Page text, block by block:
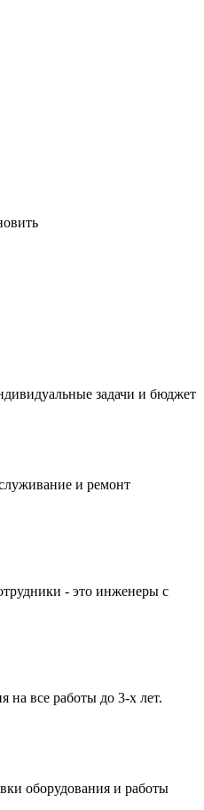
задачи и бюджет
и ремонт
- это инженеры с
на все работы до 3-х лет.
оборудования и работы